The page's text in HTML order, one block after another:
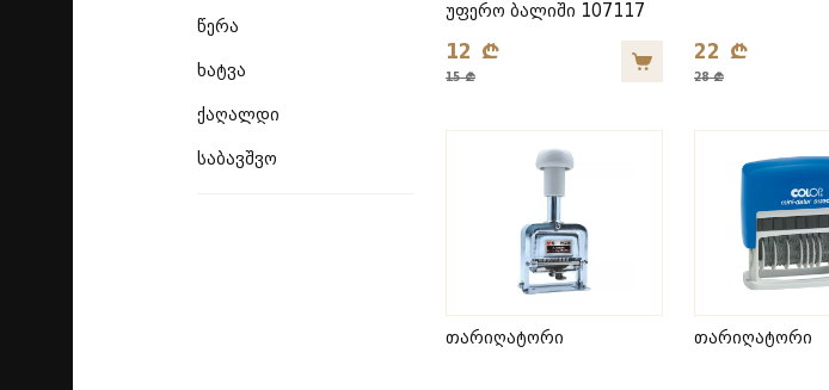
წერა
ხატვა
ქაღალდი
საბავშვო
უფერო ბალიში 107117
12 ₾
15 ₾
22 ₾
28 ₾
თარიღატორი თარიღატორი